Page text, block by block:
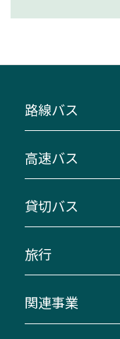
路線バス
主要停留所案内
路線バスのご利
三重交通接近情
迂回・休止につ
臨時バスにつ
高速バス
南紀・VISON
伊賀～名古屋
南紀～VISON～
湯の山温泉～
貸切バス
貸切バスのご利
お問い合わせ
旅行
貸切バス団体旅行
関連事業